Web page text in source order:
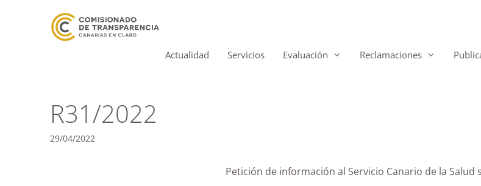
Actualidad Servicios Evaluación Reclamaciones
R31/2022
29/04/2022
Petición de información al Servicio Canario de la